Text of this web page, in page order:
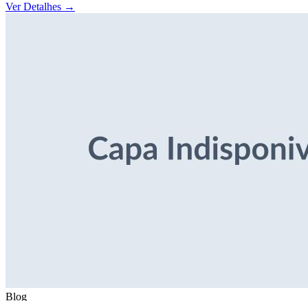
Ver Detalhes →
Blog